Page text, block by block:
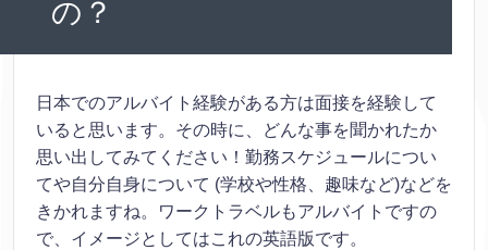
の？
日本でのアルバイト経験がある方は面接を経験して
いると思います。その時に、どんな事を聞かれたか
思い出してみてください！勤務スケジュールについ
てや自分自身について (学校や性格、趣味など)などを
きかれますね。ワークトラベルもアルバイトですの
で、イメージとしてはこれの英語版です。